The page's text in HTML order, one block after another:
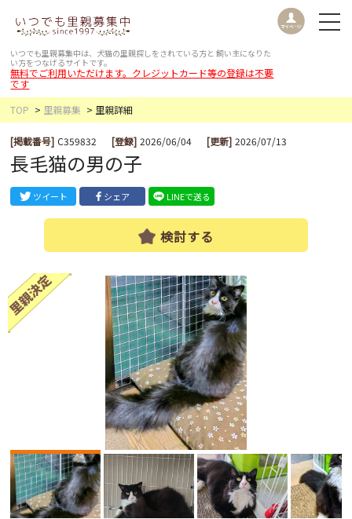
いつでも里親募集中は、犬猫の里親探しをされている方と 飼い主になりた
い方をつなげるサイトです。
無料でご利用いただけます。クレジットカード等の登録は不要
です
TOP
里親募集 里親詳細
[掲載番号] C359832 [登録] 2026/06/04 [更新] 2026/07/13
長毛猫の男の子
ツイート シェア LINEで送る
検討する